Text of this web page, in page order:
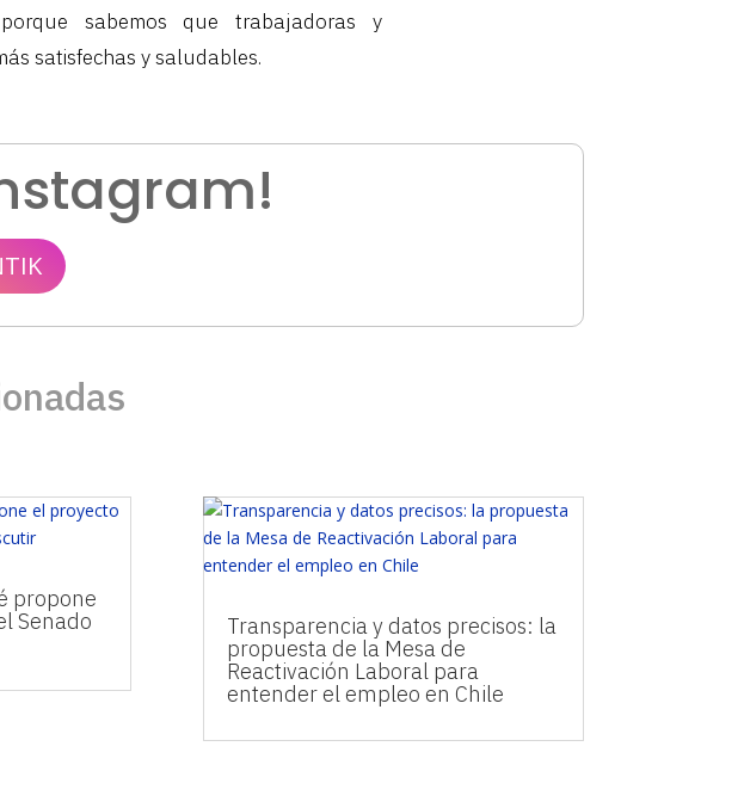
sabemos que trabajadoras y
satisfechas y saludables.
propone
Senado
Transparencia y datos precisos: la
propuesta de la Mesa de
Reactivación Laboral para
entender el empleo en Chile